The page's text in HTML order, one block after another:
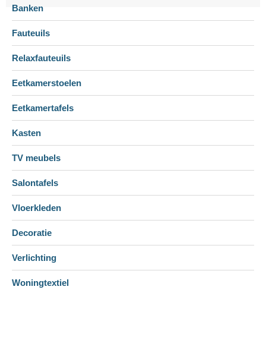
Banken
Fauteuils
Relaxfauteuils
Eetkamerstoelen
Eetkamertafels
Kasten
TV meubels
Salontafels
Vloerkleden
Decoratie
Verlichting
Woningtextiel